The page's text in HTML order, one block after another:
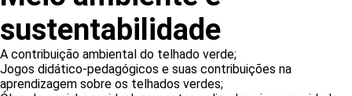
sustentabilidade
A contribuição ambiental do telhado verde;
Jogos didático-pedagógicos e suas contribuições na
aprendizagem sobre os telhados verdes;